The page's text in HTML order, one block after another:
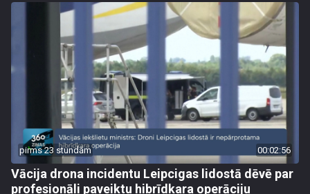
pirms 23 stundām 00:02:56
Vācija drona incidentu Leipcigas lidostā dēvē par
profesionāli paveiktu hibrīdkara operāciju